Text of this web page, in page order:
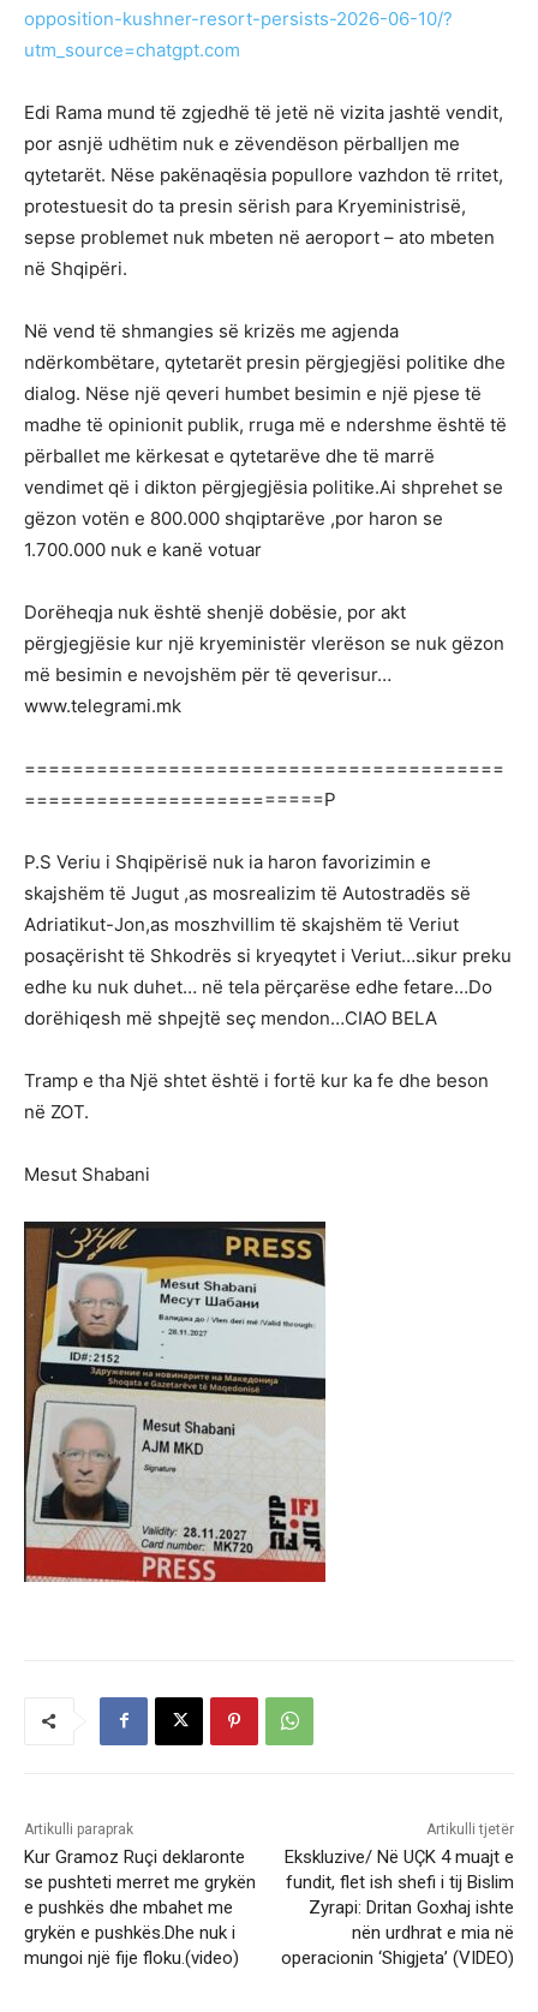
opposition-kushner-resort-persists-2026-06-10/?
utm_source=chatgpt.com
Edi Rama mund të zgjedhë të jetë në vizita jashtë vendit,
por asnjë udhëtim nuk e zëvendëson përballjen me
qytetarët. Nëse pakënaqësia popullore vazhdon të rritet,
protestuesit do ta presin sërish para Kryeministrisë,
sepse problemet nuk mbeten në aeroport – ato mbeten
në Shqipëri.
Në vend të shmangies së krizës me agjenda
ndërkombëtare, qytetarët presin përgjegjësi politike dhe
dialog. Nëse një qeveri humbet besimin e një pjese të
madhe të opinionit publik, rruga më e ndershme është të
përballet me kërkesat e qytetarëve dhe të marrë
vendimet që i dikton përgjegjësia politike.Ai shprehet se
gëzon votën e 800.000 shqiptarëve ,por haron se
1.700.000 nuk e kanë votuar
Dorëheqja nuk është shenjë dobësie, por akt
përgjegjësie kur një kryeministër vlerëson se nuk gëzon
më besimin e nevojshëm për të qeverisur…
www.telegrami.mk
========================================
=========================P
P.S Veriu i Shqipërisë nuk ia haron favorizimin e
skajshëm të Jugut ,as mosrealizim të Autostradës së
Adriatikut-Jon,as moszhvillim të skajshëm të Veriut
posaçërisht të Shkodrës si kryeqytet i Veriut…sikur preku
edhe ku nuk duhet… në tela përçarëse edhe fetare…Do
dorëhiqesh më shpejtë seç mendon…CIAO BELA
Tramp e tha Një shtet është i fortë kur ka fe dhe beson
në ZOT.
Mesut Shabani
Artikulli paraprak
Kur Gramoz Ruçi deklaronte
se pushteti merret me grykën
e pushkës dhe mbahet me
grykën e pushkës.Dhe nuk i
mungoi një fije floku.(video)
Artikulli tjetër
Ekskluzive/ Në UÇK 4 muajt e
fundit, flet ish shefi i tij Bislim
Zyrapi: Dritan Goxhaj ishte
nën urdhrat e mia në
operacionin ‘Shigjeta’ (VIDEO)